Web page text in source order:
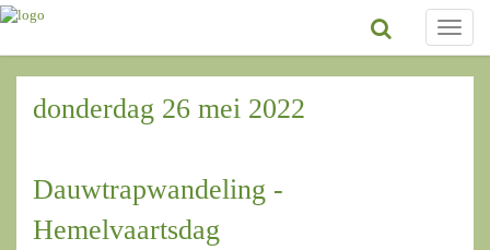
Toggle
donderdag 26 mei 2022
Dauwtrapwandeling -
Hemelvaartsdag